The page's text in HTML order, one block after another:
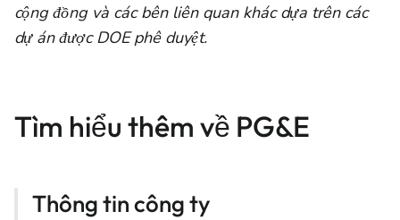
cộng đồng và các bên liên quan khác dựa trên các
dự án được DOE phê duyệt.
Tìm hiểu thêm về PG&E
Thông tin công ty